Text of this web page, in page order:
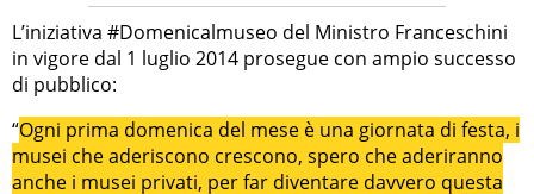
L’iniziativa #Domenicalmuseo del Ministro Franceschini
in vigore dal 1 luglio 2014 prosegue con ampio successo
di pubblico:
“Ogni prima domenica del mese è una giornata di festa, i
musei che aderiscono crescono, spero che aderiranno
anche i musei privati, per far diventare davvero questa